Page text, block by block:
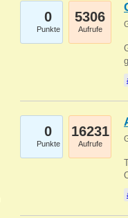
0
Punkte
5306
Aufrufe
0
Punkte
16231
Aufrufe